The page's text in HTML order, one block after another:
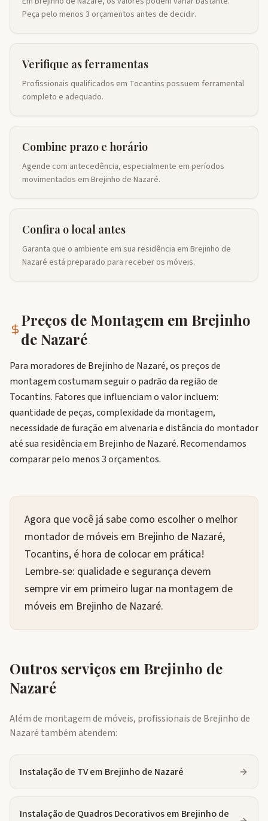
Peça pelo menos 3 orçamentos antes de decidir.
Verifique as ferramentas
Profissionais qualificados em Tocantins possuem ferramental
completo e adequado.
Combine prazo e horário
Agende com antecedência, especialmente em períodos
movimentados em Brejinho de Nazaré.
Confira o local antes
Garanta que o ambiente em sua residência em Brejinho de
Nazaré está preparado para receber os móveis.
Preços de Montagem em Brejinho
de Nazaré
Para moradores de Brejinho de Nazaré, os preços de
montagem costumam seguir o padrão da região de
Tocantins. Fatores que influenciam o valor incluem:
quantidade de peças, complexidade da montagem,
necessidade de furação em alvenaria e distância do montador
até sua residência em Brejinho de Nazaré. Recomendamos
comparar pelo menos 3 orçamentos.
Agora que você já sabe como escolher o melhor
montador de móveis em Brejinho de Nazaré,
Tocantins, é hora de colocar em prática!
Lembre-se: qualidade e segurança devem
sempre vir em primeiro lugar na montagem de
móveis em Brejinho de Nazaré.
Outros serviços em Brejinho de
Nazaré
Além de montagem de móveis, profissionais de Brejinho de
Nazaré também atendem:
Instalação de TVem Brejinho de Nazaré
Instalação de Quadros Decorativosem Brejinho de